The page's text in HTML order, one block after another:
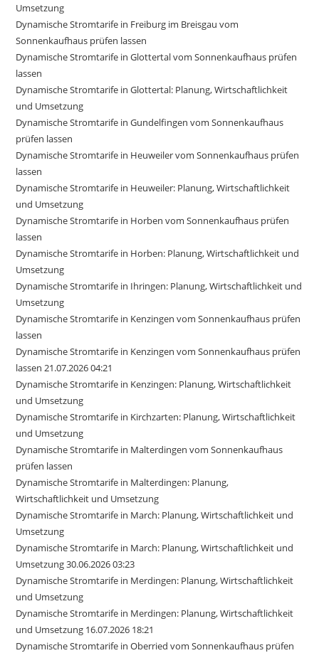
Umsetzung
Dynamische Stromtarife in Freiburg im Breisgau vom
Sonnenkaufhaus prüfen lassen
Dynamische Stromtarife in Glottertal vom Sonnenkaufhaus prüfen
lassen
Dynamische Stromtarife in Glottertal: Planung, Wirtschaftlichkeit
und Umsetzung
Dynamische Stromtarife in Gundelfingen vom Sonnenkaufhaus
prüfen lassen
Dynamische Stromtarife in Heuweiler vom Sonnenkaufhaus prüfen
lassen
Dynamische Stromtarife in Heuweiler: Planung, Wirtschaftlichkeit
und Umsetzung
Dynamische Stromtarife in Horben vom Sonnenkaufhaus prüfen
lassen
Dynamische Stromtarife in Horben: Planung, Wirtschaftlichkeit und
Umsetzung
Dynamische Stromtarife in Ihringen: Planung, Wirtschaftlichkeit und
Umsetzung
Dynamische Stromtarife in Kenzingen vom Sonnenkaufhaus prüfen
lassen
Dynamische Stromtarife in Kenzingen vom Sonnenkaufhaus prüfen
lassen 21.07.2026 04:21
Dynamische Stromtarife in Kenzingen: Planung, Wirtschaftlichkeit
und Umsetzung
Dynamische Stromtarife in Kirchzarten: Planung, Wirtschaftlichkeit
und Umsetzung
Dynamische Stromtarife in Malterdingen vom Sonnenkaufhaus
prüfen lassen
Dynamische Stromtarife in Malterdingen: Planung,
Wirtschaftlichkeit und Umsetzung
Dynamische Stromtarife in March: Planung, Wirtschaftlichkeit und
Umsetzung
Dynamische Stromtarife in March: Planung, Wirtschaftlichkeit und
Umsetzung 30.06.2026 03:23
Dynamische Stromtarife in Merdingen: Planung, Wirtschaftlichkeit
und Umsetzung
Dynamische Stromtarife in Merdingen: Planung, Wirtschaftlichkeit
und Umsetzung 16.07.2026 18:21
Dynamische Stromtarife in Oberried vom Sonnenkaufhaus prüfen